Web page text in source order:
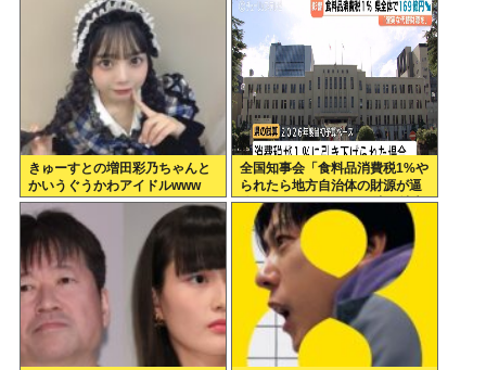
きゅーすとの増田彩乃ちゃんと
かいうぐうかわアイドルwww
全国知事会「食料品消費税1%や
られたら地方自治体の財源が逼
迫してしまう 」…この流れ地方
税増税するしかないよ、もう